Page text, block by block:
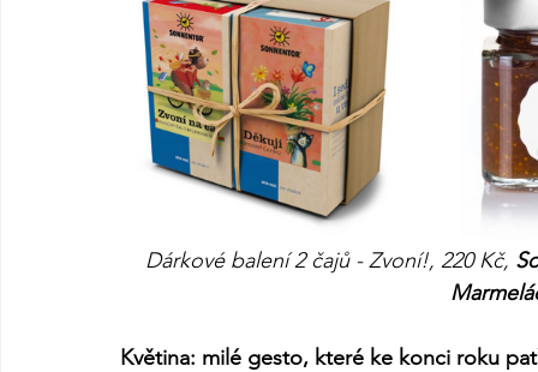
Dárkové balení 2 čajů - Zvoní!, 220 Kč,
Květina: milé gesto, které ke konci roku